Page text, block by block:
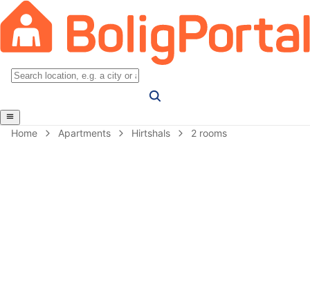
Home Apartments Hirtshals 2 rooms